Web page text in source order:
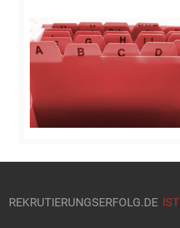
REKRUTIERUNGSERFOLG.DE IST